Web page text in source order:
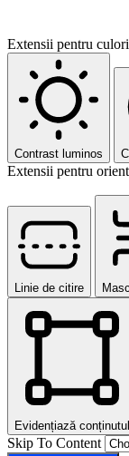
Extensii pentru culori
Contrast luminos
Extensii pentru
Linie de citire
Evidențiază conținutul
Skip To Content